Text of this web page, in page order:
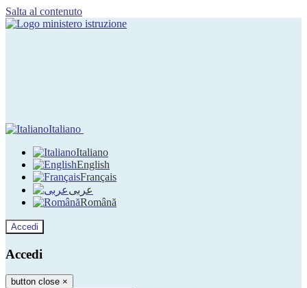
Salta al contenuto
Italiano
Italiano
English
Français
عربى
Română
Accedi
Accedi
button close ×